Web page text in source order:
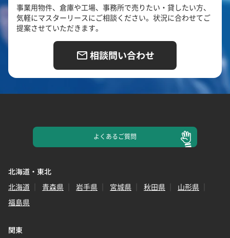
事業用物件、倉庫や工場、事務所で売りたい・貸したい方、
気軽にマスターリースにご相談ください。状況に合わせてご
提案させていただきます。
相談問い合わせ
よくあるご質問
北海道・東北
北海道
青森県 岩手県 宮城県 秋田県
山形県
福島県
関東